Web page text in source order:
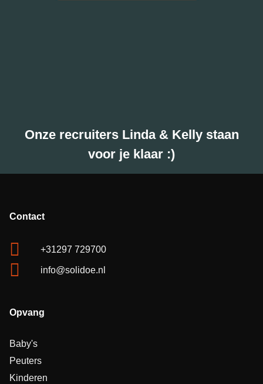
Onze recruiters Linda & Kelly staan
voor je klaar :)
Contact
+31297 729700
info@solidoe.nl
Opvang
Baby's
Peuters
Kinderen